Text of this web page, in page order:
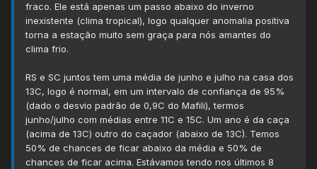
fraco. Ele está apenas um passo abaixo do inverno
inexistente (clima tropical), logo qualquer anomalia positiva
torna a estação muito sem graça para nós amantes do
clima frio.
RS e SC juntos tem uma média de junho e julho na casa dos
13C, logo é normal, em um intervalo de confiança de 95%
(dado o desvio padrão de 0,9C do Mafili), termos
junho/julho com médias entre 11C e 15C. Um ano é da caça
(acima de 13C) outro do caçador (abaixo de 13C). Temos
50% de chances de ficar abaixo da média e 50% de
chances de ficar acima. Estávamos tendo nos últimos 8